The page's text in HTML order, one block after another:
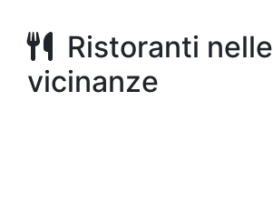
Ristoranti nelle
vicinanze